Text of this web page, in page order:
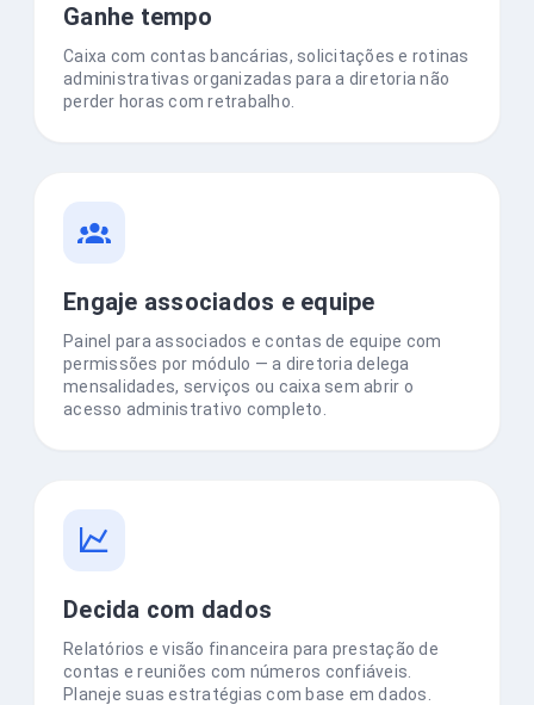
Ganhe tempo
Caixa com contas bancárias, solicitações e rotinas
administrativas organizadas para a diretoria não
perder horas com retrabalho.
Engaje associados e equipe
Painel para associados e contas de equipe com
permissões por módulo — a diretoria delega
mensalidades, serviços ou caixa sem abrir o
acesso administrativo completo.
Decida com dados
Relatórios e visão financeira para prestação de
contas e reuniões com números confiáveis.
Planeje suas estratégias com base em dados.